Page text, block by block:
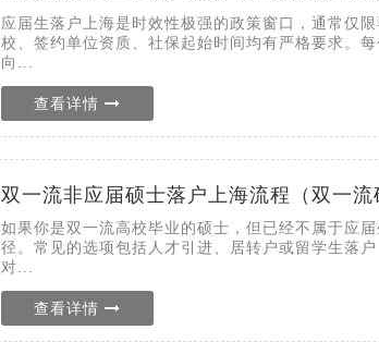
应届生落户上海是时效性极强的政策窗口，通常仅
校、签约单位资质、社保起始时间均有严格要求。
向...
查看详情
双一流非应届硕士落户上海流程（双一流
如果你是双一流高校毕业的硕士，但已经不属于应
径。常见的选项包括人才引进、居转户或留学生落
对...
查看详情